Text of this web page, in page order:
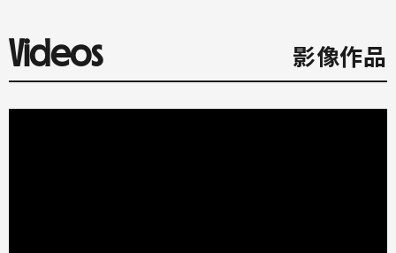
Videos 影像作品